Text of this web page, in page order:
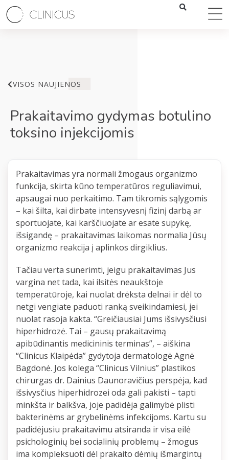
VISOS NAUJIENOS
Prakaitavimo gydymas botulino
toksino injekcijomis
Prakaitavimas yra normali žmogaus organizmo
funkcija, skirta kūno temperatūros reguliavimui,
apsaugai nuo perkaitimo. Tam tikromis sąlygomis
– kai šilta, kai dirbate intensyvesnį fizinį darbą ar
sportuojate, kai karščiuojate ar esate supykę,
išsigandę – prakaitavimas laikomas normalia Jūsų
organizmo reakcija į aplinkos dirgiklius.
Tačiau verta sunerimti, jeigu prakaitavimas Jus
vargina net tada, kai ilsitės neaukštoje
temperatūroje, kai nuolat drėksta delnai ir dėl to
netgi vengiate paduoti ranką sveikindamiesi, jei
nuolat rasoja kakta. “Greičiausiai Jums išsivysčiusi
hiperhidrozė. Tai – gausų prakaitavimą
apibūdinantis medicininis terminas”, – aiškina
“Clinicus Klaipėda” gydytoja dermatologė Agnė
Bagdonė. Jos kolega “Clinicus Vilnius” plastikos
chirurgas dr. Dainius Daunoravičius perspėja, kad
išsivysčius hiperhidrozei oda gali pakisti – tapti
minkšta ir balkšva, joje padidėja galimybė plisti
bakterinėms ar grybelinėms infekcijoms. Kartu su
padidėjusiu prakaitavimu atsiranda ir visa eilė
psichologinių bei socialinių problemų – žmogus
ima kompleksuoti dėl prakaito dėmių išmargintų